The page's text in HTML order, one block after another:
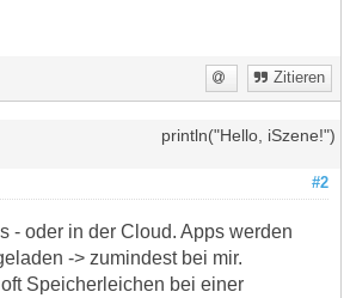
Zitieren
println("Hello, iSzene!")
#2
- oder in der Cloud. Apps werden
-> zumindest bei mir.
Speicherleichen bei einer